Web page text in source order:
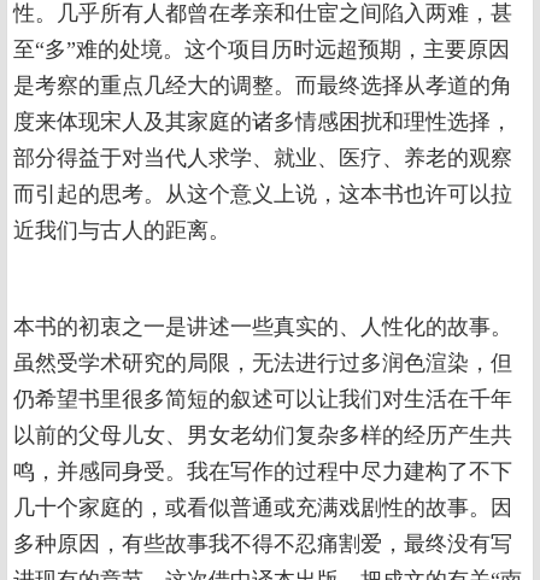
性。几乎所有人都曾在孝亲和仕宦之间陷入两难，甚
至“多”难的处境。这个项目历时远超预期，主要原因
是考察的重点几经大的调整。而最终选择从孝道的角
度来体现宋人及其家庭的诸多情感困扰和理性选择，
部分得益于对当代人求学、就业、医疗、养老的观察
而引起的思考。从这个意义上说，这本书也许可以拉
近我们与古人的距离。
本书的初衷之一是讲述一些真实的、人性化的故事。
虽然受学术研究的局限，无法进行过多润色渲染，但
仍希望书里很多简短的叙述可以让我们对生活在千年
以前的父母儿女、男女老幼们复杂多样的经历产生共
鸣，并感同身受。我在写作的过程中尽力建构了不下
几十个家庭的，或看似普通或充满戏剧性的故事。因
多种原因，有些故事我不得不忍痛割爱，最终没有写